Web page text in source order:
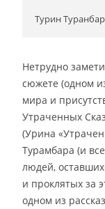
Турин
Нетрудно
сюжете (одном
мира и
Утраченных
(Урина
Турамбара (и
людей,
и проклятых за
одном из